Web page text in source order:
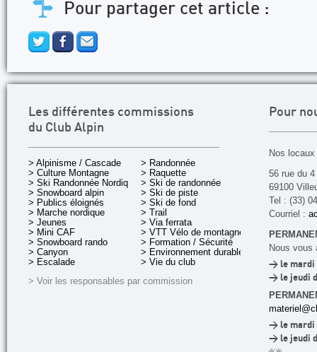
Pour partager cet article :
Les différentes commissions
du Club Alpin
> Alpinisme / Cascade
> Culture Montagne
> Ski Randonnée Nordique
> Snowboard alpin
> Publics éloignés
> Marche nordique
> Jeunes
> Mini CAF
> Snowboard rando
> Canyon
> Escalade
> Randonnée
> Raquette
> Ski de randonnée
> Ski de piste
> Ski de fond
> Trail
> Via ferrata
> VTT Vélo de montagne
> Formation / Sécurité
> Environnement durable
> Vie du club
> Voir les responsables par commission
Pour
Nos
56 rue du
69100
Tel : (33)
Courriel :
Nous vous
> le mardi
> le jeudi
> le mardi
> le jeudi